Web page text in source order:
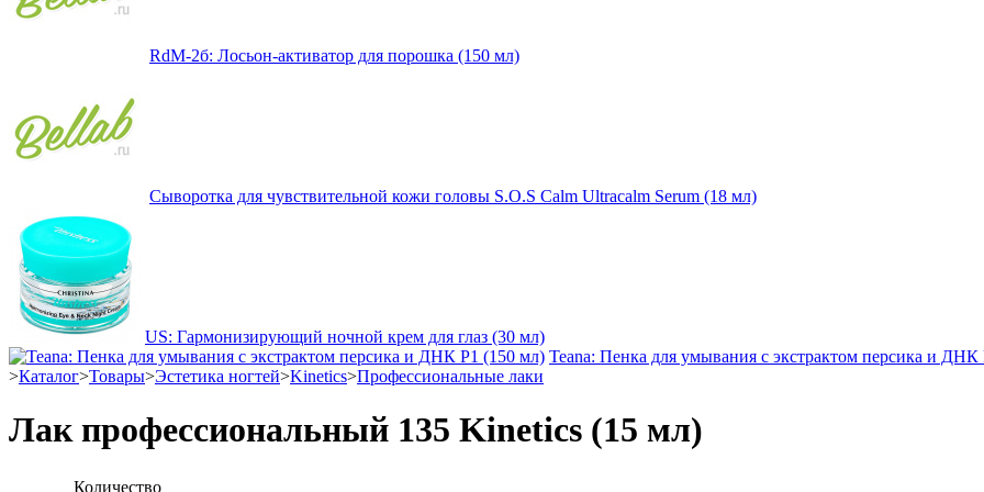
RdM-2б: Лосьон-активатор для порошка (150 мл)
Сыворотка для чувствительной кожи головы S.O.S Calm Ultracalm Serum (18 мл)
US: Гармонизирующий ночной крем для глаз (30 мл)
Teana: Пенка для умывания с экстрактом персика и
>Каталог>Товары>Эстетика ногтей>Kinetics>Профессиональные лаки
Лак профессиональный 135 Kinetics (15 мл)
Количество